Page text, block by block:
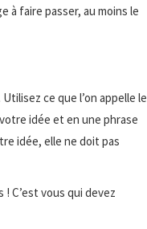
à faire passer, au moins le
ce que l’on appelle le
idée et en une phrase
idée, elle ne doit pas
C’est vous qui devez